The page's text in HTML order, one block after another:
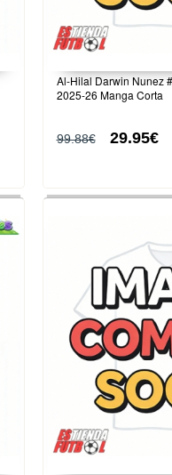
Al-Hilal Darwin Nunez
2025-26 Manga Corta
99.88€ 29.95€